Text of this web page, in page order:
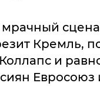
Кремль,
и